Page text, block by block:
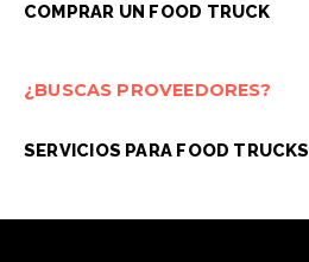
COMPRAR UN FOOD TRUCK
¿BUSCAS PROVEEDORES?
SERVICIOS PARA FOOD TRUCKS